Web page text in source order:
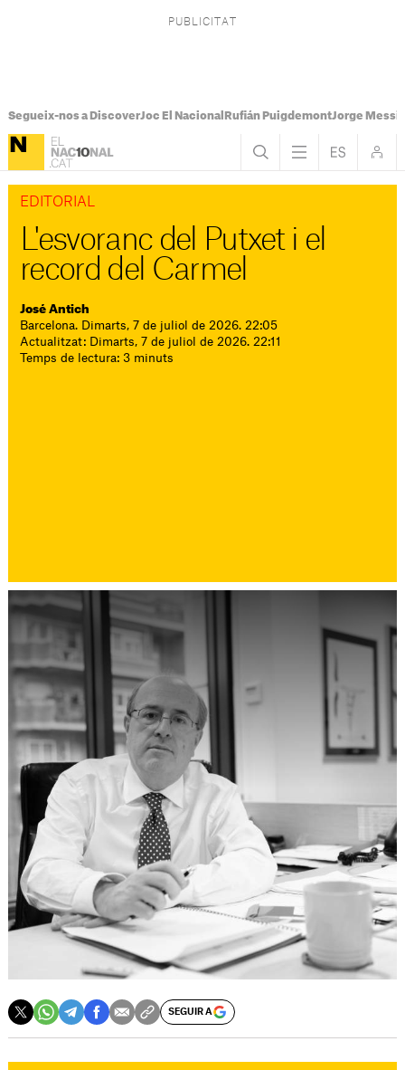
Segueix-nos a DiscoverJoc El Nacional Rufián PuigdemontJorge Messi
EDITORIAL
L'esvoranc del Putxet i el
record del Carmel
José Antich
Barcelona. Dimarts, 7 de juliol de 2026. 22:05
Actualitzat: Dimarts, 7 de juliol de 2026. 22:11
Temps de lectura: 3 minuts
SEGUIR A